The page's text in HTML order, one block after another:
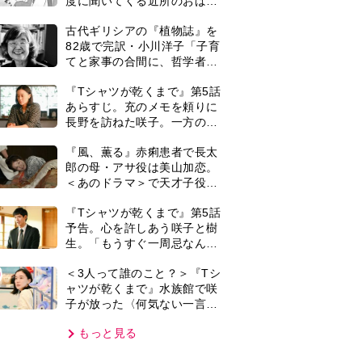
子が放った〈何気ない一言〉
線？」「子どもの話だと…」
もっと見る
部おすすめ